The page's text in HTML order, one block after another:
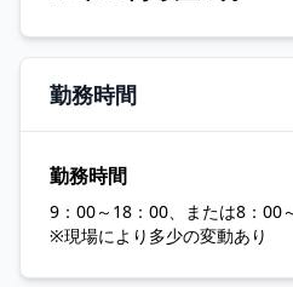
勤務時間
勤務時間
9：00～18：00、または8：00
※現場により多少の変動あり